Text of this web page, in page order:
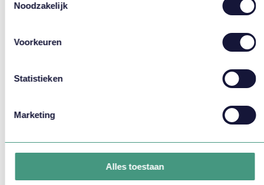
Noodzakelijk
Voorkeuren
Statistieken
Marketing
Alles toestaan
graag verder!